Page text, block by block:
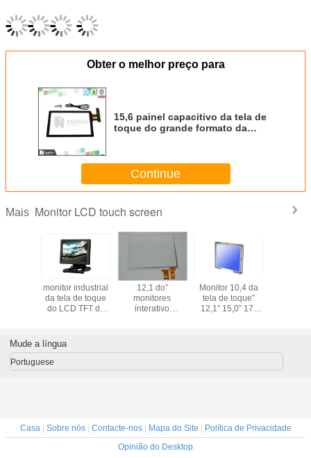
Obter o melhor preço para
15,6 painel capacitivo da tela de
toque do grande formato da
Continue
Mais Monitor LCD touch screen
monitor industrial
da tela de toque
do LCD TFT de
diodo emissor de
luz
12,1 do”
monitores
interativo
grande formato
Monitor 10,4 da
tela de toque”
12,1” 15,0” 17"
reprodutor
Mude a língua
Portuguese
Casa| Sobre nós| Contacte-nos| Mapa do Site
Política de Privacidade
Opinião do Desktop